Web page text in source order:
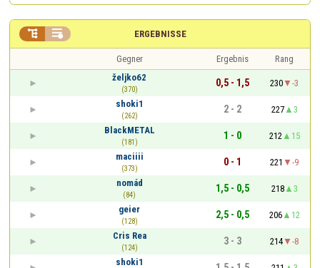
ERGEBNISSE
 
Gegner Ergebnis
Rang
željko62
(370)
0,5 - 1,5 230
-3
shoki1
(262)
2 - 2 227
3
BlackMETAL
(181)
1 - 0 212
15
maciiii
(373)
0 - 1 221
-9
nomád
(84)
1,5 - 0,5 218
3
geier
(128)
2,5 - 0,5 206
12
Cris Rea
(124)
3 - 3 214
-8
shoki1